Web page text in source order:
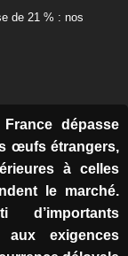
de 21 % : nos
dépasse
œufs étrangers,
à celles
le marché.
aux exigences